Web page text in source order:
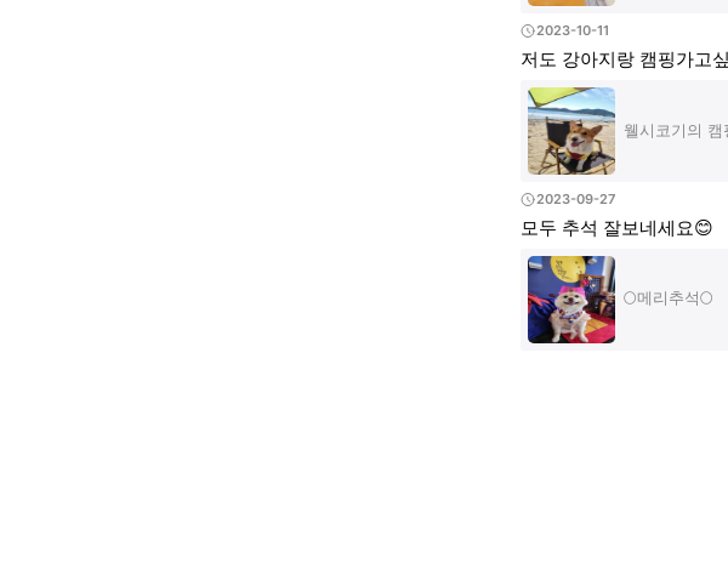
2023-10-11
저도 강아지랑 캠핑가고
웰시코기의 캠
2023-09-27
모두 추석 잘보네세요😊
🌕메리추석🌕